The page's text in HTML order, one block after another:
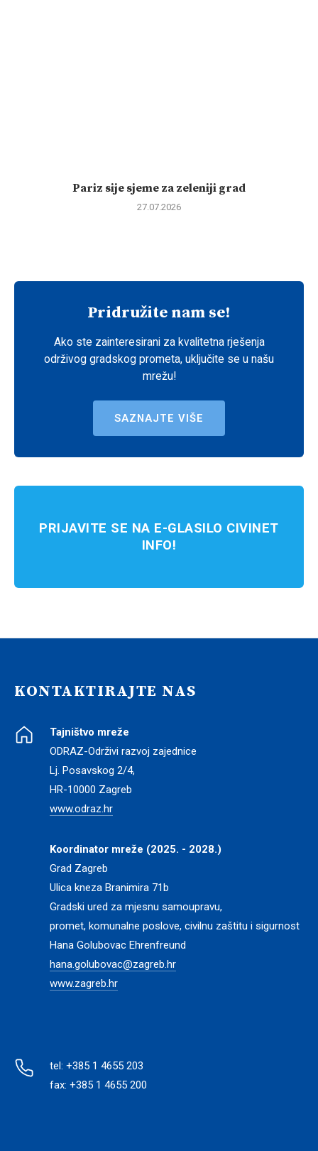
Pariz sije sjeme za zeleniji grad
27.07.2026
Pridružite nam se!
Ako ste zainteresirani za kvalitetna rješenja
održivog gradskog prometa, uključite se u našu
mrežu!
SAZNAJTE VIŠE
PRIJAVITE SE NA E-GLASILO CIVINET
INFO!
KONTAKTIRAJTE NAS
Tajništvo mreže
ODRAZ-Održivi razvoj zajednice
Lj. Posavskog 2/4,
HR-10000 Zagreb
www.odraz.hr
Koordinator mreže (2025. - 2028.)
Grad Zagreb
Ulica kneza Branimira 71b
Gradski ured za mjesnu samoupravu,
promet, komunalne poslove, civilnu zaštitu i sigurnost
Hana Golubovac Ehrenfreund
hana.golubovac@zagreb.hr
www.zagreb.hr
tel: +385 1 4655 203
fax: +385 1 4655 200